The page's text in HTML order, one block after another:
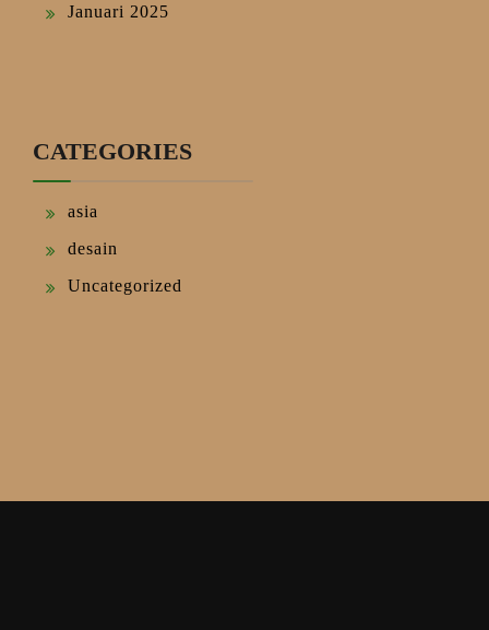
Januari 2025
CATEGORIES
asia
desain
Uncategorized